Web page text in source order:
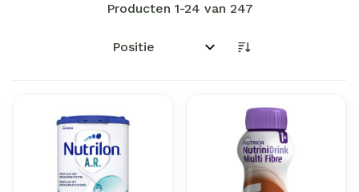
Producten 1-24 van 247
Sorteer op: